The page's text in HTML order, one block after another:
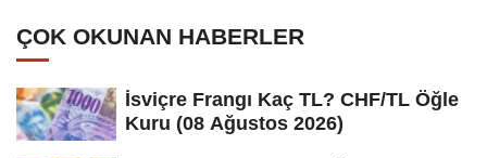
ÇOK OKUNAN HABERLER
İsviçre Frangı Kaç TL? CHF/TL Öğle
Kuru (08 Ağustos 2026)